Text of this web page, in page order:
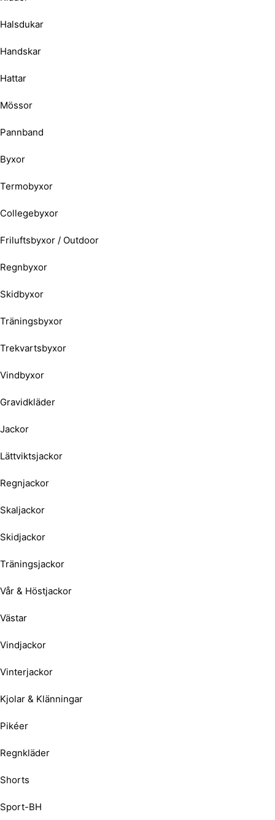
Halsdukar
Handskar
Hattar
Mössor
Pannband
Byxor
Termobyxor
Collegebyxor
Friluftsbyxor / Outdoor
Regnbyxor
Skidbyxor
Träningsbyxor
Trekvartsbyxor
Vindbyxor
Gravidkläder
Jackor
Lättviktsjackor
Regnjackor
Skaljackor
Skidjackor
Träningsjackor
Vår & Höstjackor
Västar
Vindjackor
Vinterjackor
Kjolar & Klänningar
Pikéer
Regnkläder
Shorts
Sport-BH